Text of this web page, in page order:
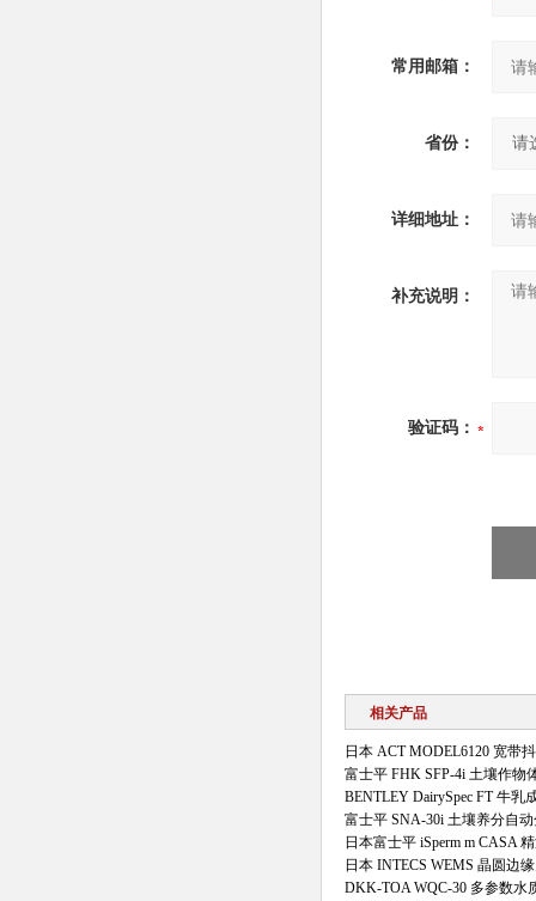
常用邮箱：
省份：
详细地址：
补充说明：
验证码：
相关产品
日本 ACT MODEL6120 宽带
富士平 FHK SFP-4i 土壤作物
BENTLEY DairySpec FT 牛乳
富士平 SNA-30i 土壤养分自
日本富士平 iSperm m CASA
日本 INTECS WEMS 晶圆边
DKK-TOA WQC-30 多参数水